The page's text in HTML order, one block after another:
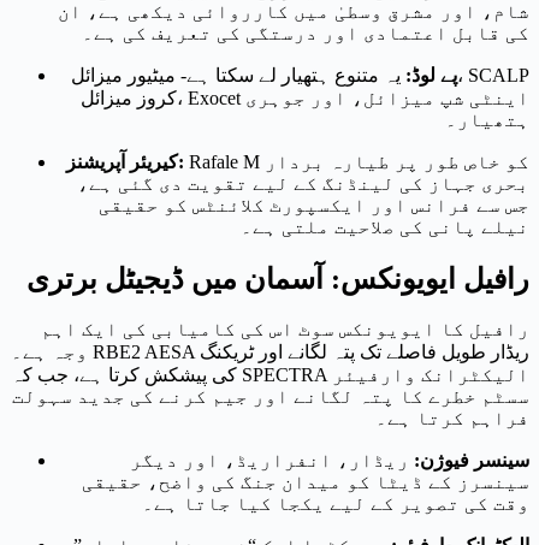
شام، اور مشرق وسطیٰ میں کارروائی دیکھی ہے، ان
کی قابل اعتمادی اور درستگی کی تعریف کی ہے۔
پے لوڈ: یہ متنوع ہتھیار لے سکتا ہے- میٹیور میزائل، SCALP
کروز میزائل، Exocet اینٹی شپ میزائل، اور جوہری
ہتھیار۔
کیریئر آپریشنز: Rafale M کو خاص طور پر طیارہ بردار
بحری جہاز کی لینڈنگ کے لیے تقویت دی گئی ہے،
جس سے فرانس اور ایکسپورٹ کلائنٹس کو حقیقی
نیلے پانی کی صلاحیت ملتی ہے۔
رافیل ایویونکس: آسمان میں ڈیجیٹل برتری
رافیل کا ایویونکس سوٹ اس کی کامیابی کی ایک اہم
وجہ ہے۔ RBE2 AESA ریڈار طویل فاصلے تک پتہ لگانے اور ٹریکنگ
کی پیشکش کرتا ہے، جب کہ SPECTRA الیکٹرانک وارفیئر
سسٹم خطرے کا پتہ لگانے اور جیم کرنے کی جدید سہولت
فراہم کرتا ہے۔
سینسر فیوژن: ریڈار، انفراریڈ، اور دیگر
سینسرز کے ڈیٹا کو میدان جنگ کی واضح، حقیقی
وقت کی تصویر کے لیے یکجا کیا جاتا ہے۔